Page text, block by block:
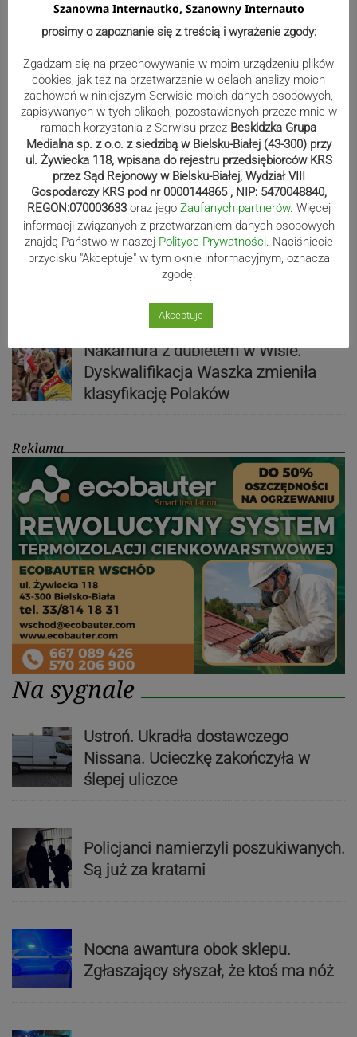
punkty. Liderzy mistrzostw
wystartują w Rajdzie Rzeszowskim
80-lecie Soły Kobiernice. Będzie się
działo! SZCZEGÓŁOWY PROGRAM
Kaniów stolicą europejskiego kajak
polo. Kilkadziesiąt drużyn z całej
Nakamura z dubletem w Wiśle.
Dyskwalifikacja Waszka zmieniła
klasyfikację Polaków
Reklama
Na sygnale
Ustroń. Ukradła dostawczego
Nissana. Ucieczkę zakończyła w
ślepej uliczce
Policjanci namierzyli poszukiwanych.
Są już za kratami
Nocna awantura obok sklepu.
Zgłaszający słyszał, że ktoś ma nóż
Szanowna Internautko, Szanowny Internauto
prosimy o zapoznanie się z treścią i wyrażenie zgody:
Zgadzam się na przechowywanie w moim urządzeniu plików
cookies, jak też na przetwarzanie w celach analizy moich
zachowań w niniejszym Serwisie moich danych osobowych,
zapisywanych w tych plikach, pozostawianych przeze mnie w
ramach korzystania z Serwisu przez Beskidzka Grupa
Medialna sp. z o.o. z siedzibą w Bielsku-Białej (43-300) przy
ul. Żywiecka 118, wpisana do rejestru przedsiębiorców KRS
przez Sąd Rejonowy w Bielsku-Białej, Wydział VIII
Gospodarczy KRS pod nr 0000144865 , NIP: 5470048840,
REGON:070003633 oraz jego Zaufanych partnerów. Więcej
informacji związanych z przetwarzaniem danych osobowych
znajdą Państwo w naszej Polityce Prywatności. Naciśniecie
przycisku "Akceptuje" w tym oknie informacyjnym, oznacza
zgodę.
Akceptuje